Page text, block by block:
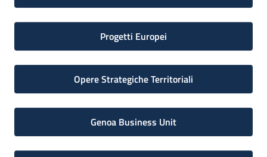
Progetti Europei
Opere Strategiche Territoriali
Genoa Business Unit